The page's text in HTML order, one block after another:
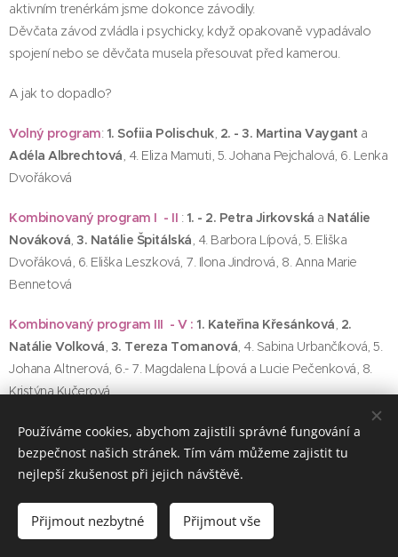
aktivním trenérkám jsme dokonce závodily.
Děvčata závod zvládla i psychicky, když opakovaně vypadávalo
spojení nebo se děvčata musela přesouvat před kamerou.
A jak to dopadlo?
Volný program: 1. Sofiia Polischuk, 2. - 3. Martina Vaygant a
Adéla Albrechtová, 4. Eliza Mamuti, 5. Johana Pejchalová, 6. Lenka
Dvořáková
Kombinovaný program I - II : 1. - 2. Petra Jirkovská a Natálie
Nováková,3. Natálie Špitálská, 4. Barbora Lípová, 5. Eliška
Dvořáková, 6. Eliška Leszková, 7. Ilona Jindrová, 8. Anna Marie
Bennetová
Kombinovaný program III - V : 1. Kateřina Křesánková, 2.
Natálie Volková, 3. Tereza Tomanová, 4. Sabina Urbančíková, 5.
Johana Altnerová, 6.- 7. Magdalena Lípová a Lucie Pečenková, 8.
Kristýna Kučerová
2020
Naděje nejml. Šedá Barbora 2. místo
Používáme cookies, abychom zajistili správné fungování a
bezpečnost našich stránek. Tím vám můžeme zajistit tu
nejlepší zkušenost při jejich návštěvě.
Přijmout nezbytné Přijmout vše